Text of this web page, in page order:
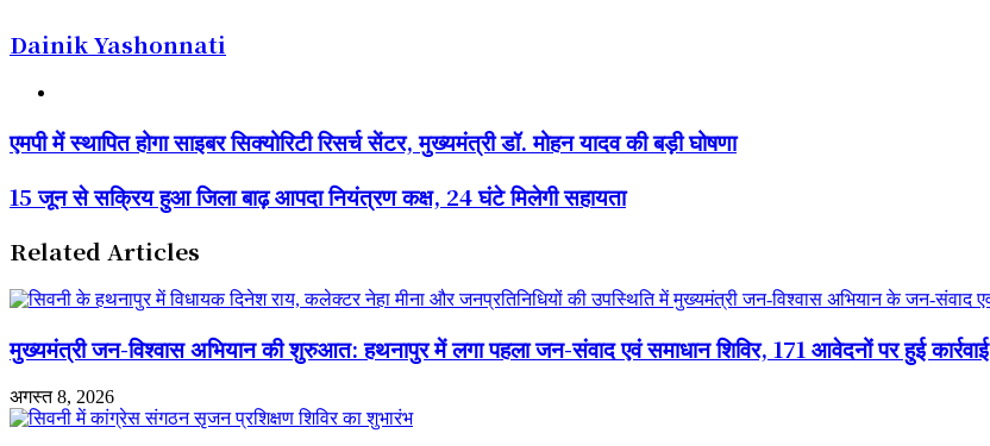
Dainik Yashonnati
एमपी
में
होगा
सिक्योरिटी
रिसर्च
सेंटर,
मुख्यमंत्री
मोहन
यादव
की
बड़ी
घोषणा
एमपी में स्थापित होगा साइबर सिक्योरिटी रिसर्च सेंटर, मुख्यमंत्री डॉ. मोहन यादव की बड़ी घोषणा
15
जून
सक्रिय
जिला
आपदा
नियंत्रण
24
घंटे
15 जून से सक्रिय हुआ जिला बाढ़ आपदा नियंत्रण कक्ष, 24 घंटे मिलेगी सहायता
Related Articles
मुख्यमंत्री जन-विश्वास अभियान की शुरुआत: हथनापुर में लगा पहला जन-संवाद एवं समाधान शिविर, 171 आवेदनों पर हुई कार्रवाई
अगस्त 8, 2026